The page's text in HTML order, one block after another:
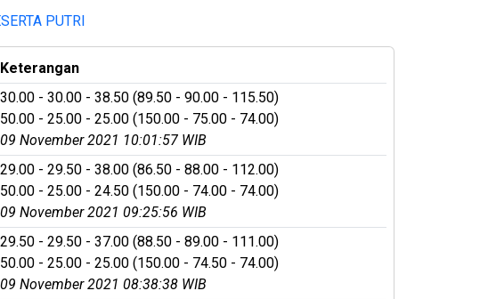
PUTRI
Keterangan
30.00 - 30.00 - 38.50 (89.50 - 90.00 - 115.50)
50.00 - 25.00 - 25.00 (150.00 - 75.00 - 74.00)
09 November 2021 10:01:57 WIB
29.00 - 29.50 - 38.00 (86.50 - 88.00 - 112.00)
50.00 - 25.00 - 24.50 (150.00 - 74.00 - 74.00)
09 November 2021 09:25:56 WIB
29.50 - 29.50 - 37.00 (88.50 - 89.00 - 111.00)
50.00 - 25.00 - 25.00 (150.00 - 74.50 - 74.00)
09 November 2021 08:38:38 WIB